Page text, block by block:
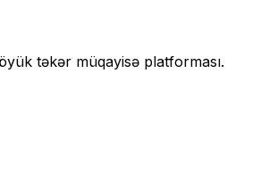
təkər müqayisə platforması.